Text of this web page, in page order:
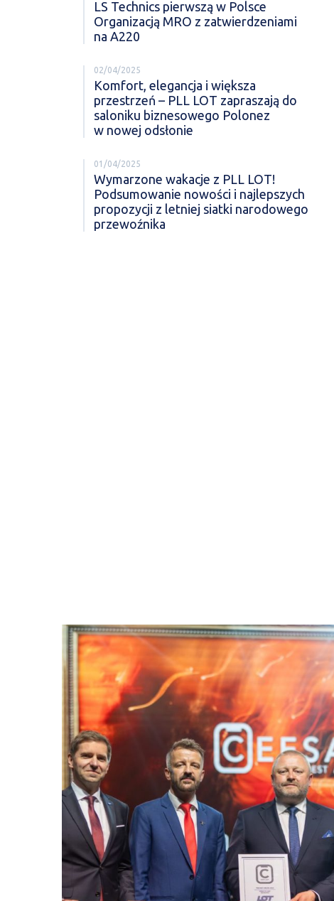
LS Technics pierwszą w Polsce
Organizacją MRO z zatwierdzeniami
na A220
02/04/2025
Komfort, elegancja i większa
przestrzeń – PLL LOT zapraszają do
saloniku biznesowego Polonez
w nowej odsłonie
01/04/2025
Wymarzone wakacje z PLL LOT!
Podsumowanie nowości i najlepszych
propozycji z letniej siatki narodowego
przewoźnika